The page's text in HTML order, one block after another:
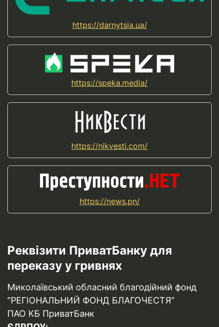
https://darnytsia.ua/
https://speka.media/
https://nikvesti.com/
https://news.pn/
Реквізити ПриватБанку для
переказу у гривнях
Миколаївський обласний благодійний фонд
“РЕГІОНАЛЬНИЙ ФОНД БЛАГОЧЕСТЯ”
ПАО КБ ПриватБанк